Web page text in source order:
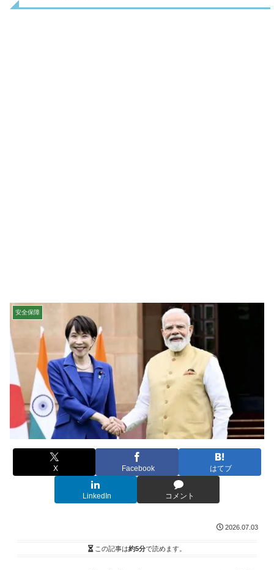
安全保障
X Facebook はてブ
LinkedIn コメント
2026.07.03
この記事は約5分で読めます。